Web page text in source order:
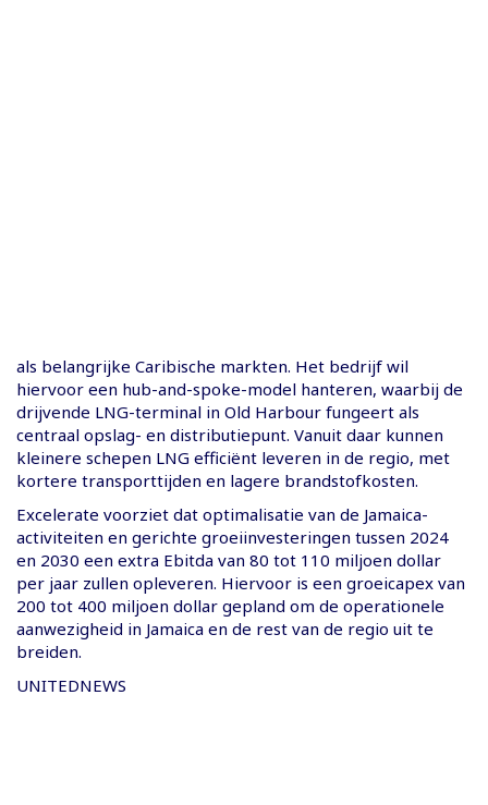
als belangrijke Caribische markten. Het bedrijf wil
hiervoor een hub-and-spoke-model hanteren, waarbij de
drijvende LNG-terminal in Old Harbour fungeert als
centraal opslag- en distributiepunt. Vanuit daar kunnen
kleinere schepen LNG efficiënt leveren in de regio, met
kortere transporttijden en lagere brandstofkosten.
Excelerate voorziet dat optimalisatie van de Jamaica-
activiteiten en gerichte groeiinvesteringen tussen 2024
en 2030 een extra Ebitda van 80 tot 110 miljoen dollar
per jaar zullen opleveren. Hiervoor is een groeicapex van
200 tot 400 miljoen dollar gepland om de operationele
aanwezigheid in Jamaica en de rest van de regio uit te
breiden.
UNITEDNEWS